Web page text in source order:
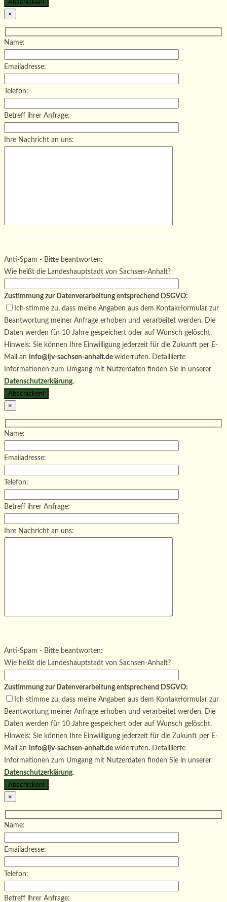
×
Name:
Emailadresse:
Telefon:
Betreff ihrer Anfrage:
Ihre Nachricht an uns:
Bitte lasse dieses Feld leer.
Anti-Spam - Bitte beantworten:
Wie heißt die Landeshauptstadt von Sachsen-Anhalt?
Zustimmung zur Datenverarbeitung entsprechend DSGVO:
Ich stimme zu, dass meine Angaben aus dem Kontaktformular zur
Beantwortung meiner Anfrage erhoben und verarbeitet werden. Die
Daten werden für 10 Jahre gespeichert oder auf Wunsch gelöscht.
Hinweis: Sie können Ihre Einwilligung jederzeit für die Zukunft per E-
Mail an info@ljv-sachsen-anhalt.de widerrufen. Detaillierte
Informationen zum Umgang mit Nutzerdaten finden Sie in unserer
Datenschutzerklärung.
×
Name:
Emailadresse:
Telefon:
Betreff ihrer Anfrage:
Ihre Nachricht an uns:
Bitte lasse dieses Feld leer.
Anti-Spam - Bitte beantworten:
Wie heißt die Landeshauptstadt von Sachsen-Anhalt?
Zustimmung zur Datenverarbeitung entsprechend DSGVO:
Ich stimme zu, dass meine Angaben aus dem Kontaktformular zur
Beantwortung meiner Anfrage erhoben und verarbeitet werden. Die
Daten werden für 10 Jahre gespeichert oder auf Wunsch gelöscht.
Hinweis: Sie können Ihre Einwilligung jederzeit für die Zukunft per E-
Mail an info@ljv-sachsen-anhalt.de widerrufen. Detaillierte
Informationen zum Umgang mit Nutzerdaten finden Sie in unserer
Datenschutzerklärung.
×
Name:
Emailadresse:
Telefon:
Betreff ihrer Anfrage: